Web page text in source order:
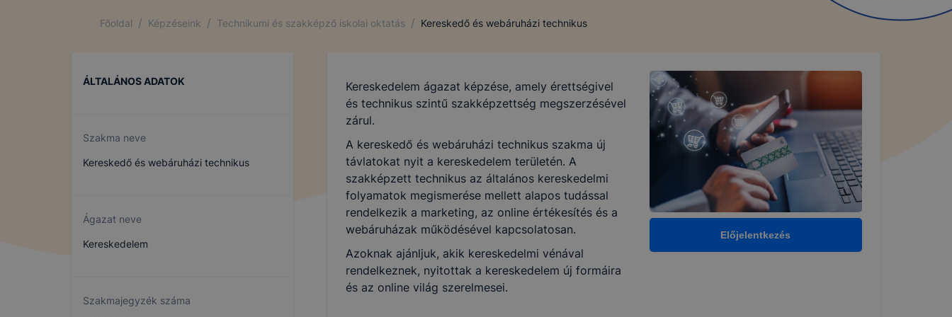
Főoldal / Képzéseink / Technikumi és szakképző iskolai oktatás / Kereskedő és webáruházi technikus
ÁLTALÁNOS ADATOK
Szakma neve
Kereskedő és webáruházi technikus
Ágazat neve
Kereskedelem
Szakmajegyzék száma
Előjelentkezés
Kereskedelem ágazat képzése, amely érettségivel
és technikus szintű szakképzettség megszerzésével
zárul.
A kereskedő és webáruházi technikus szakma új
távlatokat nyit a kereskedelem területén. A
szakképzett technikus az általános kereskedelmi
folyamatok megismerése mellett alapos tudással
rendelkezik a marketing, az online értékesítés és a
webáruházak működésével kapcsolatosan.
Azoknak ajánljuk, akik kereskedelmi vénával
rendelkeznek, nyitottak a kereskedelem új formáira
és az online világ szerelmesei.
➢ információ gyűjtése azzal kapcsolatban, hogyan használja Ön a honlapot -
annak felmérésével, hogy a honlap melyik részeit látogatja, vagy használja
leginkább, így megtudhatjuk, hogyan biztosítsunk Önnek még jobb felhasználói
élményt, ha ismét meglátogatja oldalunkat,
➢ honlap fejlesztése.
Feltétlenül szükséges, munkamenet (session) cookie-k
Ezek a cookie-k ahhoz szükségesek, hogy a felhasználók böngészhessék
honlapunkat, használják annak funkciót, pl. többek között az Ön által adott
oldalakon végzett műveletek megjegyzését egy látogatás során.
Ezen cookie-k érvényességi ideje kizárólag az Ön aktuális látogatására